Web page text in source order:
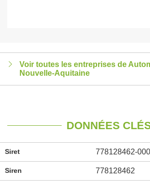
Voir toutes les entreprises de
Nouvelle-Aquitaine
DONNÉES
Siret 778128462-
Siren 778128462